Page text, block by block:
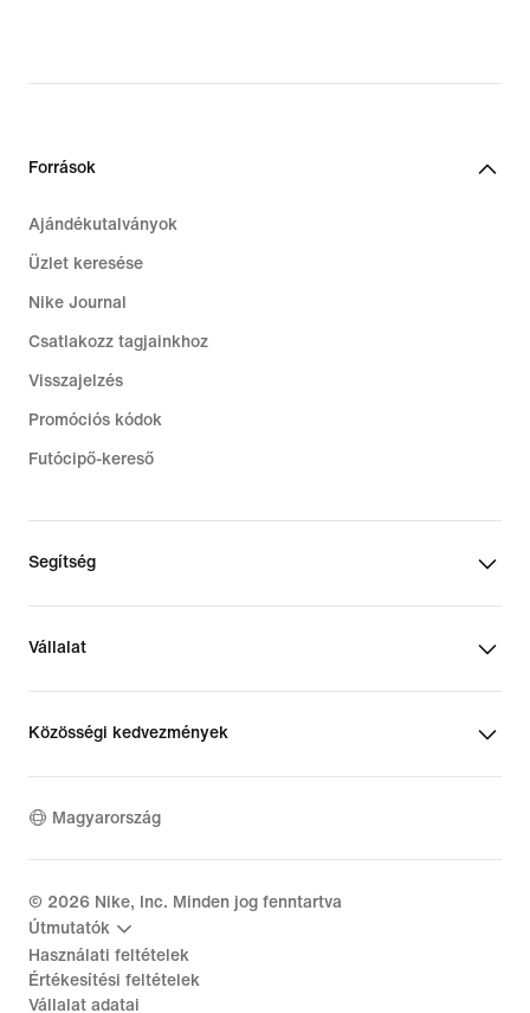
Források
Ajándékutalványok
Üzlet keresése
Nike Journal
Csatlakozz tagjainkhoz
Visszajelzés
Promóciós kódok
Futócipő-kereső
Segítség
Vállalat
Közösségi kedvezmények
Magyarország
© 2026 Nike, Inc. Minden jog fenntartva
Útmutatók
Használati feltételek
Értékesítési feltételek
Vállalat adatai